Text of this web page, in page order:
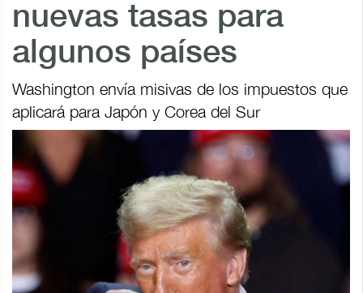
nuevas tasas para
algunos países
Washington envía misivas de los impuestos que
aplicará para Japón y Corea del Sur